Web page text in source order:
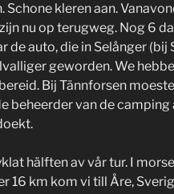
kleren aan.
nu op terugweg. Nog 6
de auto, die in Selånger (bij
geworden. We
Bij Tännforsen
beheerder van de camping
hälften av vår tur. I
16 km kom vi till Åre,